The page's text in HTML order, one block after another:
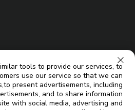
tools to provide our services, to
use our service so that we can
present advertisements, including
and to share information
with social media, advertising and